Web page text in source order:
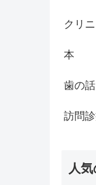
クリ
本
歯の話
訪問
人